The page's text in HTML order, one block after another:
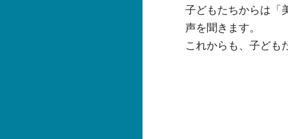
子どもたちからは「
声を聞きます。
これからも、子ども